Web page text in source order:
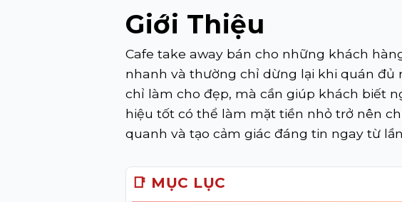
Giới Thiệu
Cafe take away bán cho những khách
nhanh và thường chỉ dừng lại khi quán đủ
chỉ làm cho đẹp, mà cần giúp khách biết
hiệu tốt có thể làm mặt tiền nhỏ trở nên
quanh và tạo cảm giác đáng tin ngay từ
📑 MỤC LỤC